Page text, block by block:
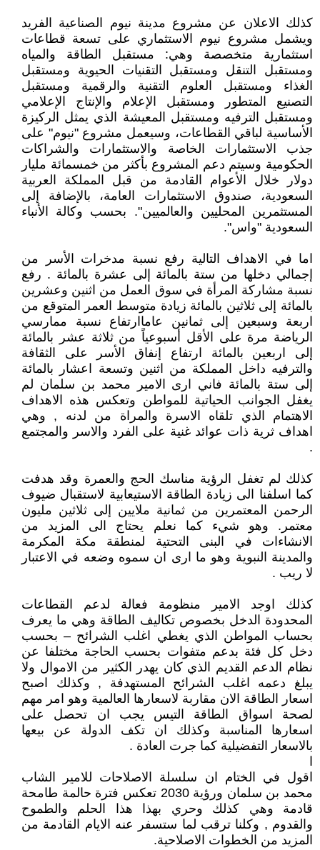
كذلك الاعلان عن مشروع مدينة نيوم الصناعية الفريد
ويشمل مشروع نيوم الاستثماري على تسعة قطاعات
استثمارية متخصصة وهي: مستقبل الطاقة والمياه
ومستقبل التنقل ومستقبل التقنيات الحيوية ومستقبل
الغذاء ومستقبل العلوم التقنية والرقمية ومستقبل
التصنيع المتطور ومستقبل الإعلام والإنتاج الإعلامي
ومستقبل الترفيه ومستقبل المعيشة الذي يمثل الركيزة
الأساسية لباقي القطاعات، وسيعمل مشروع "نيوم" على
جذب الاستثمارات الخاصة والاستثمارات والشراكات
الحكومية وسيتم دعم المشروع بأكثر من خمسمائة مليار
دولار خلال الأعوام القادمة من قبل المملكة العربية
السعودية، صندوق الاستثمارات العامة، بالإضافة إلى
المستثمرين المحليين والعالميين". بحسب وكالة الأنباء
السعودية "واس".
اما في الاهداف التالية رفع نسبة مدخرات الأسر من
إجمالي دخلها من ستة بالمائة إلى عشرة بالمائة . رفع
نسبة مشاركة المرأة في سوق العمل من اثنين وعشرين
بالمائة إلى ثلاثين بالمائة زيادة متوسط العمر المتوقع من
اربعة وسبعين إلى ثمانين عاماارتفاع نسبة ممارسي
الرياضة مرة على الأقل أسبوعياً من ثلاثة عشر بالمائة
إلى اربعين بالمائة ارتفاع إنفاق الأسر على الثقافة
والترفيه داخل المملكة من اثنين وتسعة اعشار بالمائة
إلى ستة بالمائة فاني ارى الامير محمد بن سلمان لم
يغفل الجوانب الحياتية للمواطن وتعكس هذه الاهداف
الاهتمام الذي تلقاه الاسرة والمراة من لدنه , وهي
اهداف ثرية ذات عوائد غنية على الفرد والاسر والمجتمع
.
كذلك لم تغفل الرؤية مناسك الحج والعمرة وقد هدفت
كما اسلفنا الى زيادة الطاقة الاستيعابية لاستقبال ضيوف
الرحمن المعتمرين من ثمانية ملايين إلى ثلاثين مليون
معتمر. وهو شيء كما نعلم يحتاج الى المزيد من
الانشاءات في البنى التحتية لمنطقة مكة المكرمة
والمدينة النبوية وهو ما ارى ان سموه وضعه في الاعتبار
لا ريب .
كذلك اوجد الامير منظومة فعالة لدعم القطاعات
المحدودة الدخل بخصوص تكاليف الطاقة وهي ما يعرف
بحساب المواطن الذي يغطي اغلب الشرائح – بحسب
دخل كل فئة بدعم متفوات بحسب الحاجة مختلفا عن
نظام الدعم القديم الذي كان يهدر الكثير من الاموال ولا
يبلغ دعمه اغلب الشرائح المستهدفة , وكذلك اصبح
اسعار الطاقة الان مقاربة لاسعارها العالمية وهو امر مهم
لصحة اسواق الطاقة التيس يجب ان تحصل على
اسعارها المناسبة وكذلك ان تكف الدولة عن بيعها
بالاسعار التفضيلية كما جرت العادة .
اقول في الختام ان سلسلة الاصلاحات للامير الشاب
محمد بن سلمان ورؤية 2030 تعكس فترة حالمة طامحة
قادمة وهي كذلك وحري بهذا هذا الحلم والطموح
والقدوم , وكلنا ترقب لما ستسفر عنه الايام القادمة من
المزيد من الخطوات الاصلاحية.